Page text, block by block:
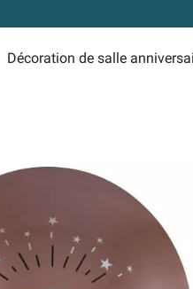
Décoration de salle